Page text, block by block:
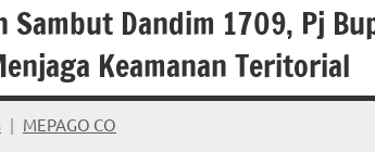
Sambut Dandim 1709, Pj
Keamanan Teritorial
MEPAGO CO